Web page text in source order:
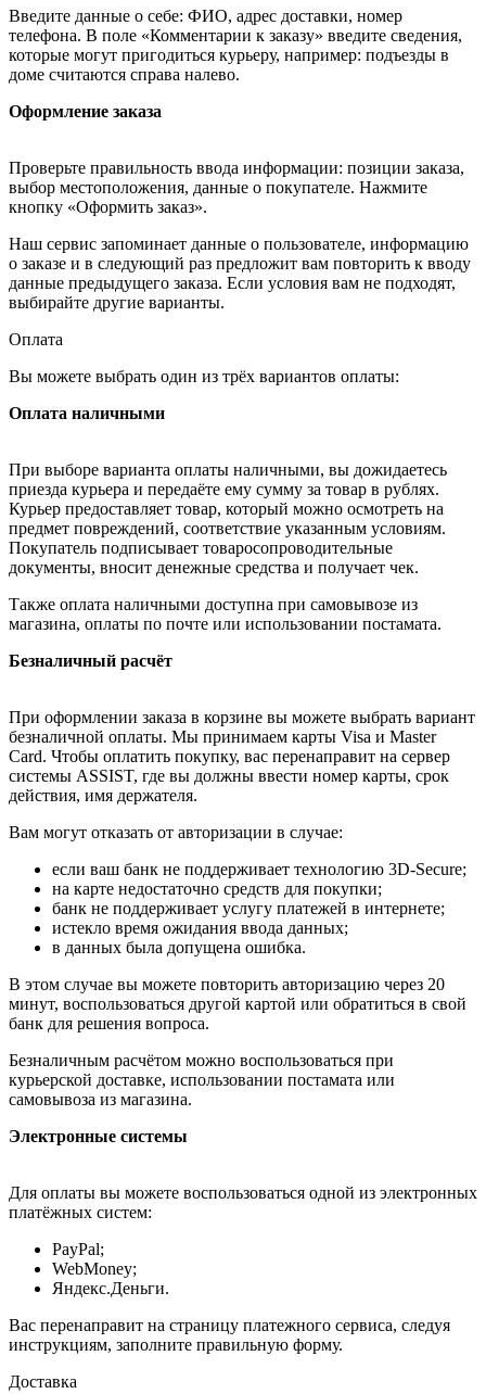
Введите данные о себе: ФИО, адрес доставки, номер
телефона. В поле «Комментарии к заказу» введите сведения,
которые могут пригодиться курьеру, например: подъезды в
доме считаются справа налево.
Оформление заказа
Проверьте правильность ввода информации: позиции заказа,
выбор местоположения, данные о покупателе. Нажмите
кнопку «Оформить заказ».
Наш сервис запоминает данные о пользователе, информацию
о заказе и в следующий раз предложит вам повторить к вводу
данные предыдущего заказа. Если условия вам не подходят,
выбирайте другие варианты.
Оплата
Вы можете выбрать один из трёх вариантов оплаты:
Оплата наличными
При выборе варианта оплаты наличными, вы дожидаетесь
приезда курьера и передаёте ему сумму за товар в рублях.
Курьер предоставляет товар, который можно осмотреть на
предмет повреждений, соответствие указанным условиям.
Покупатель подписывает товаросопроводительные
документы, вносит денежные средства и получает чек.
Также оплата наличными доступна при самовывозе из
магазина, оплаты по почте или использовании постамата.
Безналичный расчёт
При оформлении заказа в корзине вы можете выбрать вариант
безналичной оплаты. Мы принимаем карты Visa и Master
Card. Чтобы оплатить покупку, вас перенаправит на сервер
системы ASSIST, где вы должны ввести номер карты, срок
действия, имя держателя.
Вам могут отказать от авторизации в случае:
если ваш банк не поддерживает технологию 3D-Secure;
на карте недостаточно средств для покупки;
банк не поддерживает услугу платежей в интернете;
истекло время ожидания ввода данных;
в данных была допущена ошибка.
В этом случае вы можете повторить авторизацию через 20
минут, воспользоваться другой картой или обратиться в свой
банк для решения вопроса.
Безналичным расчётом можно воспользоваться при
курьерской доставке, использовании постамата или
самовывоза из магазина.
Электронные системы
Для оплаты вы можете воспользоваться одной из электронных
платёжных систем:
PayPal;
WebMoney;
Яндекс.Деньги.
Вас перенаправит на страницу платежного сервиса, следуя
инструкциям, заполните правильную форму.
Доставка